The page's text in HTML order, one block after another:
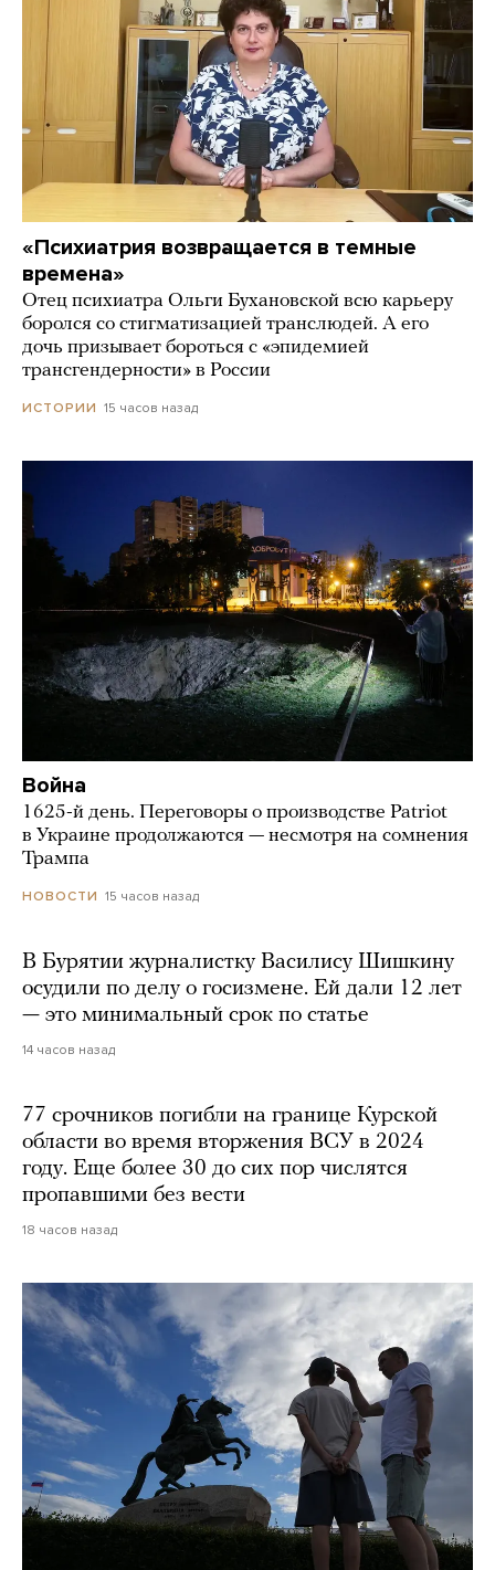
«Психиатрия возвращается в темные
времена»
Отец психиатра Ольги Бухановской всю карьеру
боролся со стигматизацией транслюдей. А его
дочь призывает бороться с «эпидемией
трансгендерности» в России
ИСТОРИИ 15 часов назад
Война
1625-й день. Переговоры о производстве Patriot
в Украине продолжаются — несмотря на сомнения
Трампа
НОВОСТИ 15 часов назад
В Бурятии журналистку Василису Шишкину
осудили по делу о госизмене. Ей дали 12 лет
— это минимальный срок по статье
14 часов назад
77 срочников погибли на границе Курской
области во время вторжения ВСУ в 2024
году. Еще более 30 до сих пор числятся
пропавшими без вести
18 часов назад